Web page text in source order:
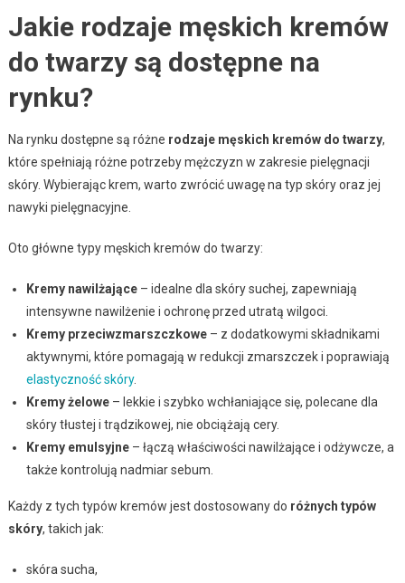
Jakie rodzaje męskich kremów
do twarzy są dostępne na
rynku?
Na rynku dostępne są różne rodzaje męskich kremów do twarzy,
które spełniają różne potrzeby mężczyzn w zakresie pielęgnacji
skóry. Wybierając krem, warto zwrócić uwagę na typ skóry oraz jej
nawyki pielęgnacyjne.
Oto główne typy męskich kremów do twarzy:
Kremy nawilżające– idealne dla skóry suchej, zapewniają
intensywne nawilżenie i ochronę przed utratą wilgoci.
Kremy przeciwzmarszczkowe– z dodatkowymi składnikami
aktywnymi, które pomagają w redukcji zmarszczek i poprawiają
elastyczność skóry.
Kremy żelowe– lekkie i szybko wchłaniające się, polecane dla
skóry tłustej i trądzikowej, nie obciążają cery.
Kremy emulsyjne– łączą właściwości nawilżające i odżywcze, a
także kontrolują nadmiar sebum.
Każdy z tych typów kremów jest dostosowany do różnych typów
skóry, takich jak:
skóra sucha,